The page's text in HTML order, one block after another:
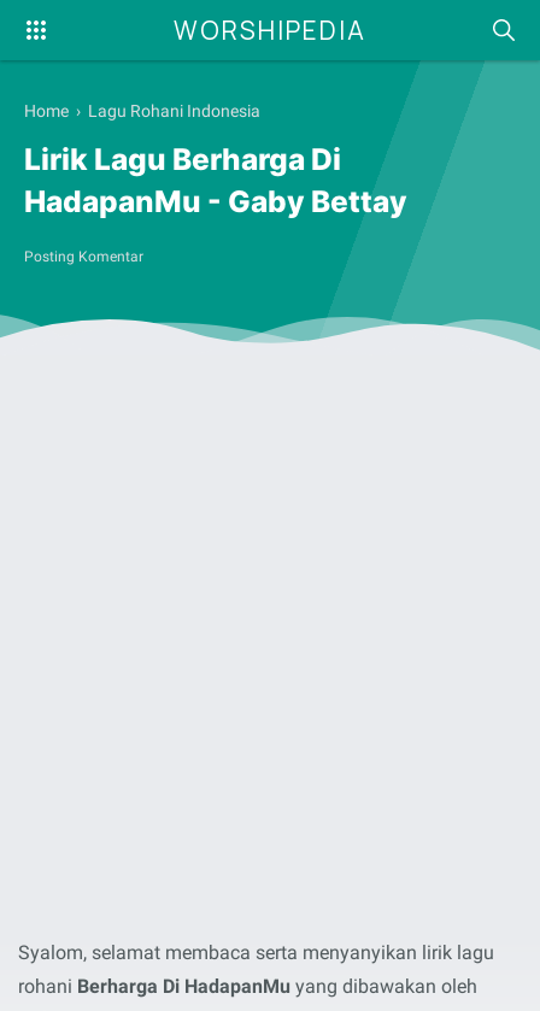
WORSHIPEDIA
Home › Lagu Rohani Indonesia
Lirik Lagu Berharga Di
HadapanMu - Gaby Bettay
Posting Komentar
Syalom, selamat membaca serta menyanyikan lirik lagu
rohani Berharga Di HadapanMu yang dibawakan oleh